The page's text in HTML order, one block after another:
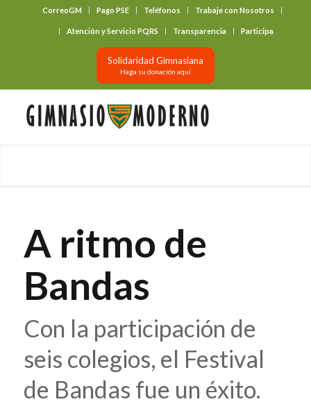
CorreoGM Pago PSE Teléfonos Trabaje con Nosotros
Atención y Servicio PQRS Transparencia Participa
Solidaridad Gimnasiana
Haga su donación aquí
A ritmo de
Bandas
Con la participación de
seis colegios, el Festival
de Bandas fue un éxito.